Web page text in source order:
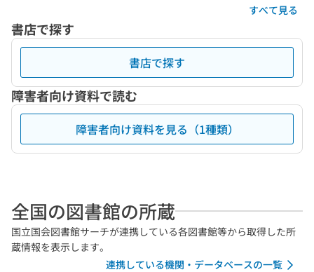
すべて見る
書店で探す
書店で探す
障害者向け資料で読む
障害者向け資料を見る（1種類）
全国の図書館の所蔵
国立国会図書館サーチが連携している各図書館等から取得した所
蔵情報を表示します。
連携している機関・データベースの一覧